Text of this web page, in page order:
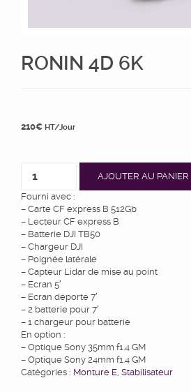
RONIN 4D 6K
210€ HT/Jour
AJOUTER AU PANIER
Fourni avec :
– Carte CF express B 512Gb
– Lecteur CF express B
– Batterie DJI TB50
– Chargeur DJI
– Poignée latérale
– Capteur Lidar de mise au point
– Ecran 5′
– Ecran déporté 7′
– 2 batterie pour 7′
– 1 chargeur pour batterie
En option :
– Optique Sony 35mm f1.4 GM
– Optique Sony 24mm f1.4 GM
Catégories : Monture E Stabilisateur